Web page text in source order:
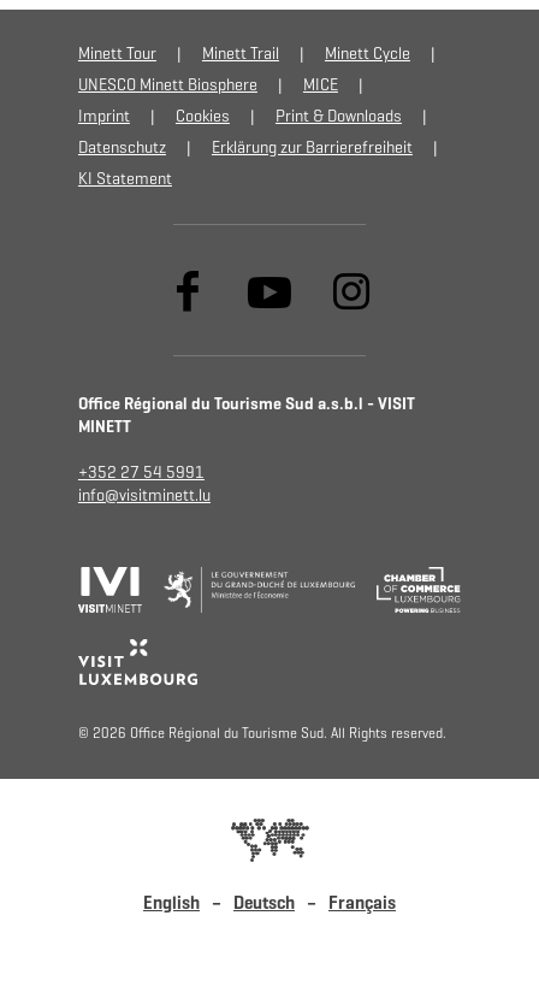
Minett Tour Minett Trail
Minett Cycle
UNESCO Minett Biosphere
MICE
Imprint
Cookies
Print & Downloads
Datenschutz
Erklärung zur Barrierefreiheit
KI Statement
Office Régional du Tourisme Sud a.s.b.l - VISIT
MINETT
+352 27 54 5991
info@visitminett.lu
© 2026 Office Régional du Tourisme Sud. All Rights reserved.
English Deutsch Français